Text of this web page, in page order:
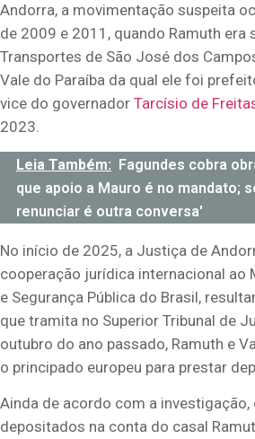
Andorra, a movimentação suspeita
de 2009 e 2011, quando Ramuth era
Transportes de São José dos
Vale do Paraíba da qual ele foi
vice do governador Tarcísio de
2023.
Leia Também: Fagundes cobra
que apoio a Mauro é no mandato;
renunciar é outra conversa'
No início de 2025, a Justiça de
cooperação jurídica internacional ao
e Segurança Pública do Brasil,
que tramita no Superior Tribunal de
outubro do ano passado, Ramuth e
o principado europeu para prestar
Ainda de acordo com a investigação,
depositados na conta do casal